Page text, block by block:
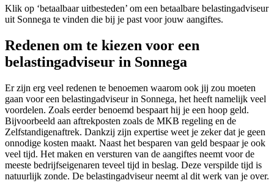
Klik op ‘betaalbaar uitbesteden’ om een betaalbare belastingadviseur
uit Sonnega te vinden die bij je past voor jouw aangiftes.
Redenen om te kiezen voor een
belastingadviseur in Sonnega
Er zijn erg veel redenen te benoemen waarom ook jij zou moeten
gaan voor een belastingadviseur in Sonnega, het heeft namelijk veel
voordelen. Zoals eerder benoemd bespaart hij je een hoop geld.
Bijvoorbeeld aan aftrekposten zoals de MKB regeling en de
Zelfstandigenaftrek. Dankzij zijn expertise weet je zeker dat je geen
onnodige kosten maakt. Naast het besparen van geld bespaar je ook
veel tijd. Het maken en versturen van de aangiftes neemt voor de
meeste bedrijfseigenaren teveel tijd in beslag. Deze verspilde tijd is
natuurlijk zonde. De belastingadviseur neemt al dit werk van je over.